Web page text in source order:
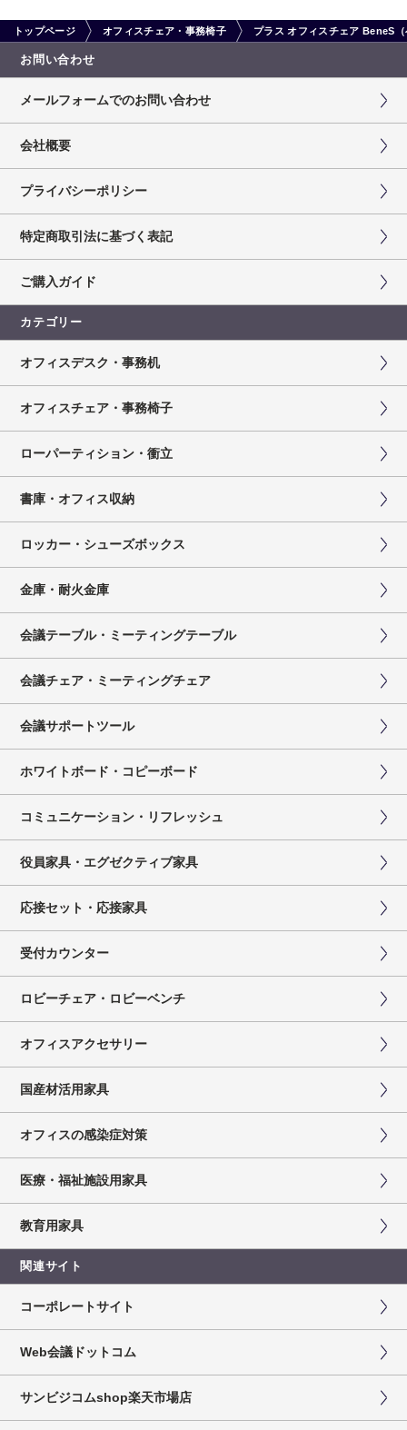
トップページ オフィスチェア・事務椅子 プラス オフィスチェア BeneS
お問い合わせ
メールフォームでのお問い合わせ
会社概要
プライバシーポリシー
特定商取引法に基づく表記
ご購入ガイド
カテゴリー
オフィスデスク・事務机
オフィスチェア・事務椅子
ローパーティション・衝立
書庫・オフィス収納
ロッカー・シューズボックス
金庫・耐火金庫
会議テーブル・ミーティングテーブル
会議チェア・ミーティングチェア
会議サポートツール
ホワイトボード・コピーボード
コミュニケーション・リフレッシュ
役員家具・エグゼクティブ家具
応接セット・応接家具
受付カウンター
ロビーチェア・ロビーベンチ
オフィスアクセサリー
国産材活用家具
オフィスの感染症対策
医療・福祉施設用家具
教育用家具
関連サイト
コーポレートサイト
Web会議ドットコム
サンビジコムshop楽天市場店